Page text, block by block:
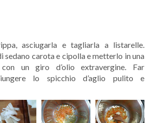
asciugarla e tagliarla a listarelle.
sedano carota e cipolla e metterlo in una
un giro d’olio extravergine. Far
lo spicchio d’aglio pulito e